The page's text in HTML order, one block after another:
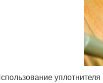
уплотнителя